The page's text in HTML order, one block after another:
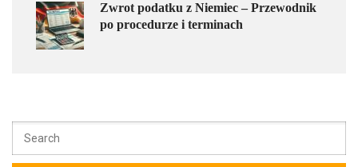
Zwrot podatku z Niemiec – Przewodnik
po procedurze i terminach